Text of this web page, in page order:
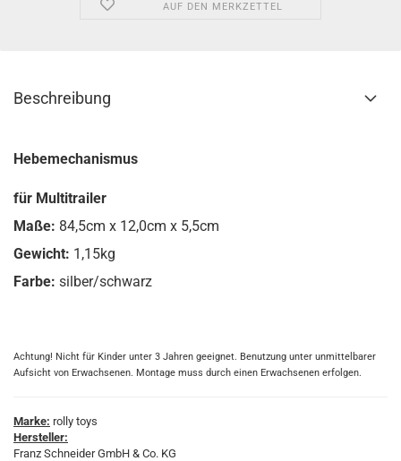
AUF DEN MERKZETTEL
Beschreibung
Hebemechanismus
für Multitrailer
Maße: 84,5cm x 12,0cm x 5,5cm
Gewicht: 1,15kg
Farbe: silber/schwarz
Achtung! Nicht für Kinder unter 3 Jahren geeignet. Benutzung unter unmittelbarer
Aufsicht von Erwachsenen. Montage muss durch einen Erwachsenen erfolgen.
Marke: rolly toys
Hersteller:
Franz Schneider GmbH & Co. KG